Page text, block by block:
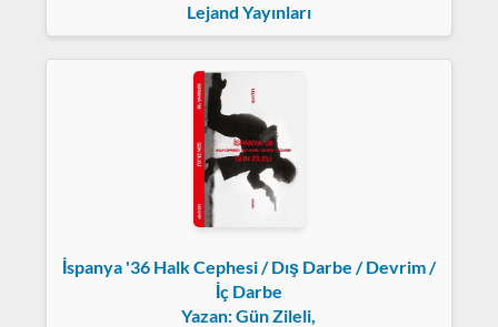
Lejand Yayınları
İspanya '36 Halk Cephesi / Dış Darbe / Devrim /
İç Darbe
Yazan: Gün Zileli,